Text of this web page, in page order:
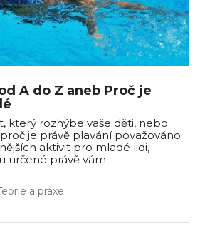
A do Z aneb Proč je
který rozhýbe vaše děti, nebo
je právě plavání považováno
aktivit pro mladé lidi,
určené právě vám.
a praxe